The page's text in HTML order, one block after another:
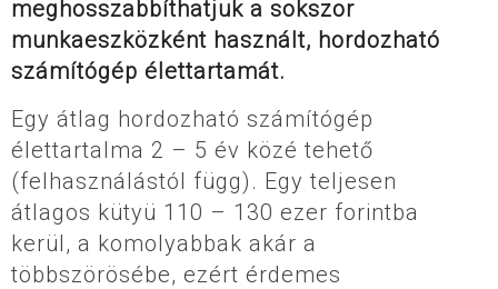
meghosszabbíthatjuk a sokszor
munkaeszközként használt, hordozható
számítógép élettartamát.
Egy átlag hordozható számítógép
élettartalma 2 – 5 év közé tehető
(felhasználástól függ). Egy teljesen
átlagos kütyü 110 – 130 ezer forintba
kerül, a komolyabbak akár a
többszörösébe, ezért érdemes